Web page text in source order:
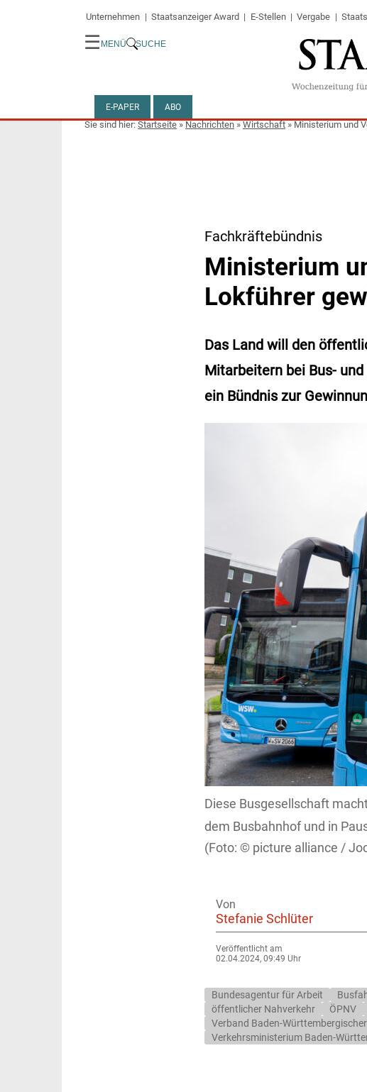
Unternehmen Staatsanzeiger Award E-Stellen Vergabe
☰ MENÜ SUCHE
E-PAPER ABO
Startseite»Nachrichten»Wirtschaft»Ministerium und
Fachkräftebündnis
Ministerium
Lokführer
Das Land will den
Mitarbeitern bei Bus-
ein Bündnis zur
Diese Busgesellschaft
dem Busbahnhof und in
picture alliance /
Von
Stefanie Schlüter
Veröffentlicht am
02.04.2024, 09:49 Uhr
Bundesagentur für Arbeit
öffentlicher Nahverkehr
ÖPNV
Verband Baden-
Verkehrsministerium Baden-